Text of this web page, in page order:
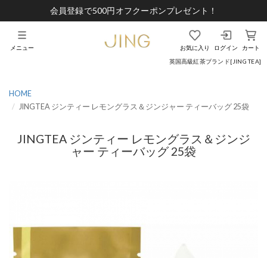
会員登録で500円オフクーポンプレゼント！
英国高級紅茶ブランド[JING TEA]
お気に入り ログイン カート
メニュー
HOME
JINGTEA ジンティー レモングラス＆ジンジャー ティーバッグ 25袋
JINGTEA ジンティー レモングラス＆ジンジ
ャー ティーバッグ 25袋